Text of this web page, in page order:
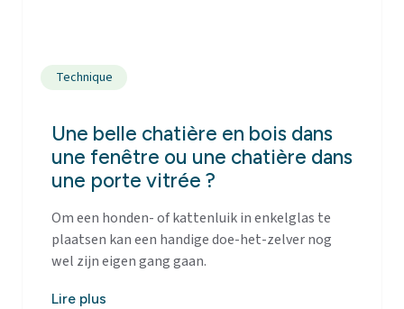
Technique
Une belle chatière en bois dans
une fenêtre ou une chatière dans
une porte vitrée ?
Om een honden- of kattenluik in enkelglas te
plaatsen kan een handige doe-het-zelver nog
wel zijn eigen gang gaan.
Lire plus